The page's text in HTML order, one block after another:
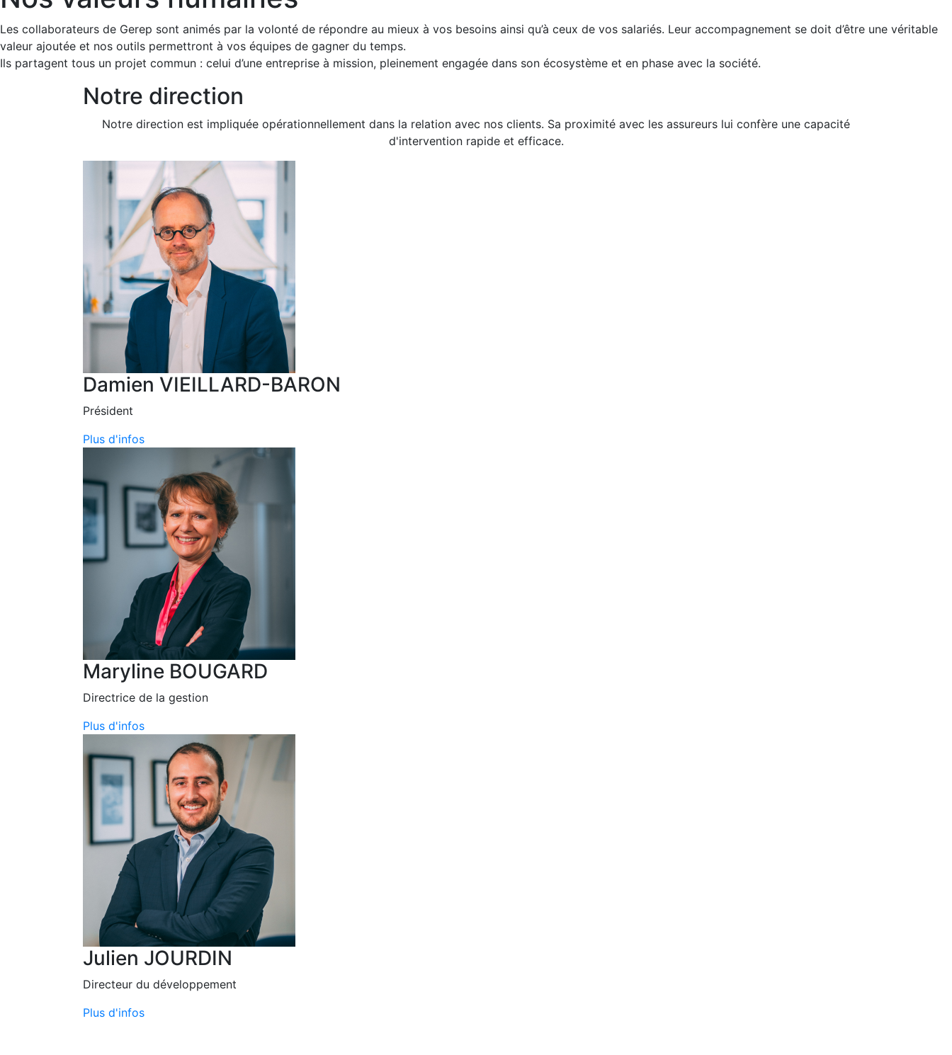
Les collaborateurs de Gerep sont animés par la volonté de répondre au mieux à vos besoins ainsi qu’à ceux de vos salariés. Leur accompagnement se doit d’être une véritable
valeur ajoutée et nos outils permettront à vos équipes de gagner du temps.
Ils partagent tous un projet commun : celui d’une entreprise à mission, pleinement engagée dans son écosystème et en phase avec la société.
Notre direction
Notre direction est impliquée opérationnellement dans la relation avec nos clients. Sa proximité avec les assureurs lui confère une capacité
d'intervention rapide et efficace.
Damien VIEILLARD-BARON
Président
Plus d'infos
Maryline BOUGARD
Directrice de la gestion
Plus d'infos
Julien JOURDIN
Directeur du développement
Plus d'infos